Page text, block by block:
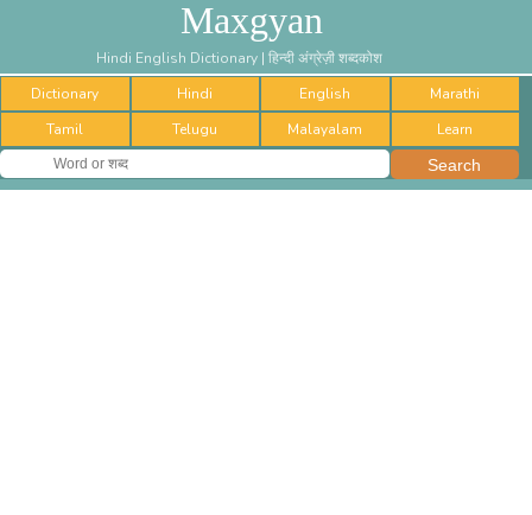
Maxgyan
Hindi English Dictionary | हिन्दी अंग्रेज़ी शब्दकोश
Dictionary
Hindi English
Marathi
Tamil
Telugu Malayalam Learn